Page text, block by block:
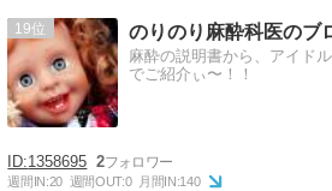
19 のりのり麻酔科医のブ
麻酔の説明書から、アイド
でご紹介ぃ〜！！
1358695 2
週間IN:20 週間OUT:0 月間IN:140